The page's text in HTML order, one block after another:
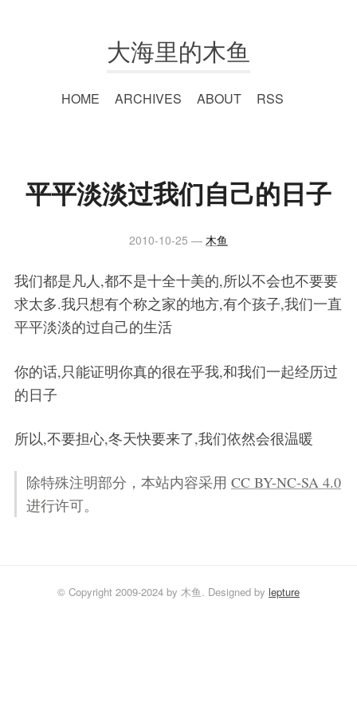
大海里的木鱼
HOME ARCHIVES ABOUT RSS
平平淡淡过我们自己的日子
2010-10-25 木鱼
我们都是凡人,都不是十全十美的,所以不会也不要要
求太多.我只想有个称之家的地方,有个孩子,我们一直
平平淡淡的过自己的生活
你的话,只能证明你真的很在乎我,和我们一起经历过
的日子
所以,不要担心,冬天快要来了,我们依然会很温暖
除特殊注明部分，本站内容采用 CC BY-NC-SA 4.0
进行许可。
© Copyright 2009-2024 by 木鱼. Designed by lepture